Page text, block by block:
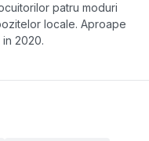
patru moduri
locale. Aproape
2020.